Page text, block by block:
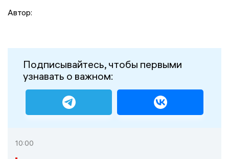
Автор:
Подписывайтесь, чтобы первыми
узнавать о важном:
10:00